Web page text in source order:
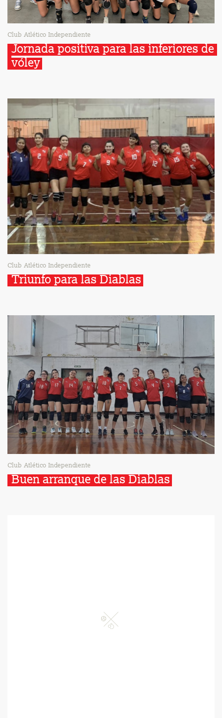
Club Atlético Independiente
Jornada positiva para las inferiores de
vóley
Club Atlético Independiente
Triunfo para las Diablas
Club Atlético Independiente
Buen arranque de las Diablas